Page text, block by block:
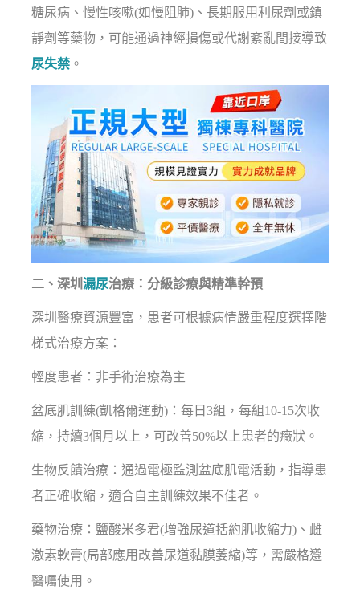
糖尿病、慢性咳嗽(如慢阻肺)、長期服用利尿劑或鎮
靜劑等藥物，可能通過神經損傷或代謝紊亂間接導致
尿失禁 。
二、深圳漏尿治療：分級診療與精準幹預
深圳醫療資源豐富，患者可根據病情嚴重程度選擇階
梯式治療方案：
輕度患者：非手術治療為主
盆底肌訓練(凱格爾運動)：每日3組，每組10-15次收
縮，持續3個月以上，可改善50%以上患者的癥狀。
生物反饋治療：通過電極監測盆底肌電活動，指導患
者正確收縮，適合自主訓練效果不佳者。
藥物治療：鹽酸米多君(增強尿道括約肌收縮力)、雌
激素軟膏(局部應用改善尿道黏膜萎縮)等，需嚴格遵
醫囑使用。